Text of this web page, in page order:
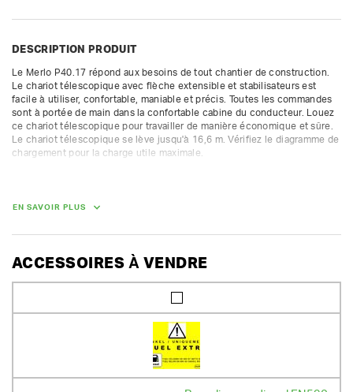
DESCRIPTION PRODUIT
Le Merlo P40.17 répond aux besoins de tout chantier de construction.
Le chariot télescopique avec flèche extensible et stabilisateurs est
facile à utiliser, confortable, maniable et précis. Toutes les commandes
sont à portée de main dans la confortable cabine du conducteur. Louez
ce chariot télescopique pour travailler de manière économique et sûre.
Le chariot télescopique se lève jusqu'à 16,6 m. Vérifiez le diagramme de
chargement pour la charge utile maximale.
Charge max: 4000 kg
Poids: 11670 kg
Hauteur: 2,50 m
POIDS
EN SAVOIR PLUS
ACCESSOIRES À VENDRE